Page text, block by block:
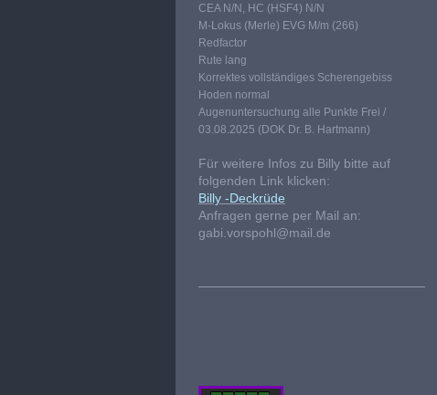
CEA N/N, HC (HSF4) N/N
M-Lokus (Merle) EVG M/m (266)
Redfactor
Rute lang
Korrektes vollständiges Scherengebiss
Hoden normal
Augenuntersuchung alle Punkte Frei /
03.08.2025 (DOK Dr. B. Hartmann)
Für weitere Infos zu Billy bitte auf
folgenden Link klicken:
Billy -Deckrüde
Anfragen gerne per Mail an:
gabi.vorspohl@mail.de